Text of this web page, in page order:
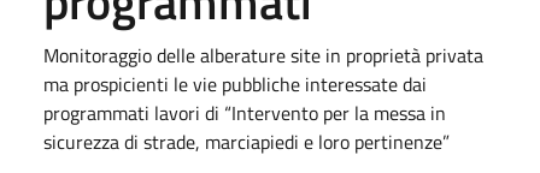
Monitoraggio delle alberature site in proprietà privata
ma prospicienti le vie pubbliche interessate dai
programmati lavori di “Intervento per la messa in
sicurezza di strade, marciapiedi e loro pertinenze”